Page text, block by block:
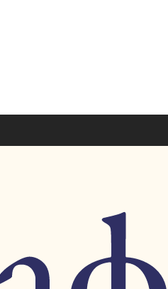
paragraf-
Пт 11:00 - 20:00 Сб-Вс 12:00 -